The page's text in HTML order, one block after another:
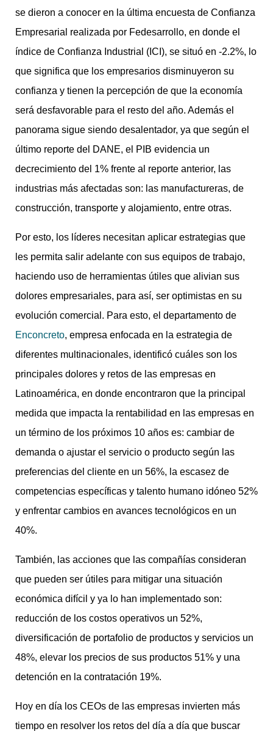
se dieron a conocer en la última encuesta de Confianza
Empresarial realizada por Fedesarrollo, en donde el
índice de Confianza Industrial (ICI), se situó en -2.2%, lo
que significa que los empresarios disminuyeron su
confianza y tienen la percepción de que la economía
será desfavorable para el resto del año. Además el
panorama sigue siendo desalentador, ya que según el
último reporte del DANE, el PIB evidencia un
decrecimiento del 1% frente al reporte anterior, las
industrias más afectadas son: las manufactureras, de
construcción, transporte y alojamiento, entre otras.
Por esto, los líderes necesitan aplicar estrategias que
les permita salir adelante con sus equipos de trabajo,
haciendo uso de herramientas útiles que alivian sus
dolores empresariales, para así, ser optimistas en su
evolución comercial. Para esto, el departamento de
Enconcreto, empresa enfocada en la estrategia de
diferentes multinacionales, identificó cuáles son los
principales dolores y retos de las empresas en
Latinoamérica, en donde encontraron que la principal
medida que impacta la rentabilidad en las empresas en
un término de los próximos 10 años es: cambiar de
demanda o ajustar el servicio o producto según las
preferencias del cliente en un 56%, la escasez de
competencias específicas y talento humano idóneo 52%
y enfrentar cambios en avances tecnológicos en un
40%.
También, las acciones que las compañías consideran
que pueden ser útiles para mitigar una situación
económica difícil y ya lo han implementado son:
reducción de los costos operativos un 52%,
diversificación de portafolio de productos y servicios un
48%, elevar los precios de sus productos 51% y una
detención en la contratación 19%.
Hoy en día los CEOs de las empresas invierten más
tiempo en resolver los retos del día a día que buscar